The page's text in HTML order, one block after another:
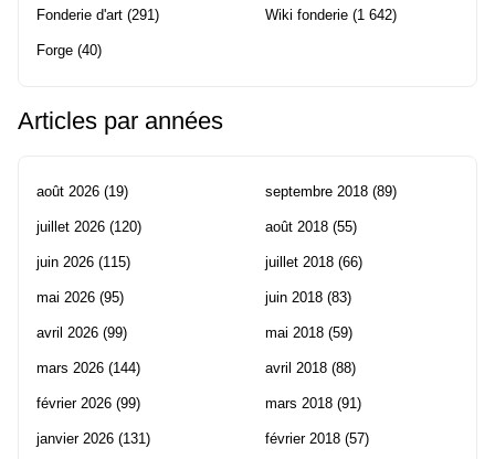
Fonderie d'art (291)
Forge (40)
Wiki fonderie (1 642)
Articles par années
août 2026 (19)
juillet 2026 (120)
juin 2026 (115)
mai 2026 (95)
avril 2026 (99)
mars 2026 (144)
février 2026 (99)
janvier 2026 (131)
septembre 2018 (89)
août 2018 (55)
juillet 2018 (66)
juin 2018 (83)
mai 2018 (59)
avril 2018 (88)
mars 2018 (91)
février 2018 (57)